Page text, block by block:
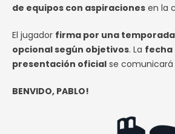
de equipos con aspiraciones en la
El jugador firma por una
opcional según objetivos. La fecha
presentación oficial se
BENVIDO, PABLO!